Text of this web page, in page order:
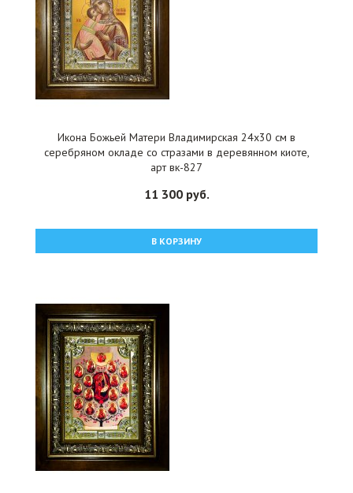
Икона Божьей Матери Владимирская 24x30 см в
серебряном окладе со стразами в деревянном киоте,
арт вк-827
11 300 руб.
В КОРЗИНУ